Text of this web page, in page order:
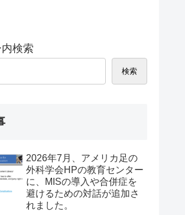
検索
検索
2026年7月、アメリカ足の
外科学会HPの教育センター
に、MISの導入や合併症を
避けるための対話が追加さ
れました。